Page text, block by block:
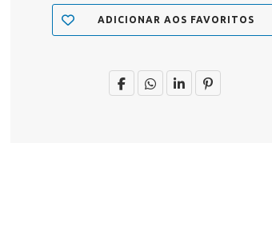
ADICIONAR AOS FAVORITOS